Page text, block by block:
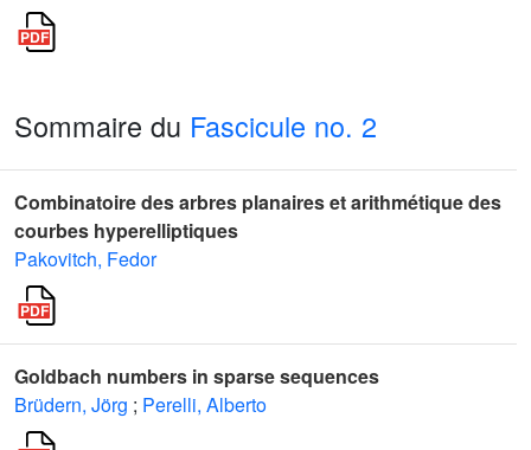
Sommaire du Fascicule no. 2
Combinatoire des arbres planaires et arithmétique des
courbes hyperelliptiques
Pakovitch, Fedor
Goldbach numbers in sparse sequences
Brüdern, Jörg ; Perelli, Alberto